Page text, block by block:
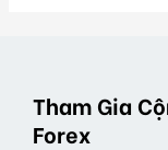
Tham Gia
Forex